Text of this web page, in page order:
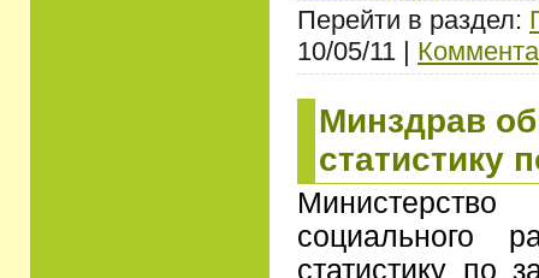
Перейти в раздел:
10/05/11 |
Минздрав
статистику
социального
статистику по